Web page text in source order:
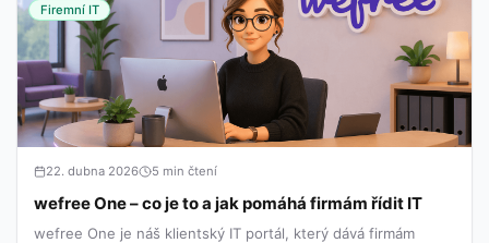
Firemní IT
22. dubna 2026 5 min čtení
wefree One – co je to a jak pomáhá firmám řídit IT
wefree One je náš klientský IT portál, který dává firmám